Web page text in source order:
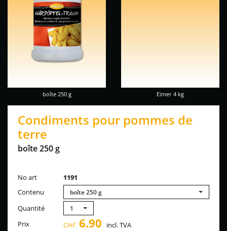
boîte 250 g Eimer 4 kg
Condiments pour pommes de
terre
boîte 250 g
No art
1191
Contenu
boîte 250 g
Quantité 1
Prix CHF 6.90 incl. TVA